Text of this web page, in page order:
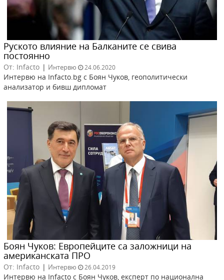
Руското влияние на Балканите се свива
постоянно
От: Infacto | Интервю 24.06.2020
Интервю на Infacto.bg с Боян Чуков, геополитически
анализатор и бивш дипломат
Боян Чуков: Европейците са заложници на
американската ПРО
От: Infacto | Интервю 26.04.2019
Интервю на Infacto с Боян Чуков, експерт по национална